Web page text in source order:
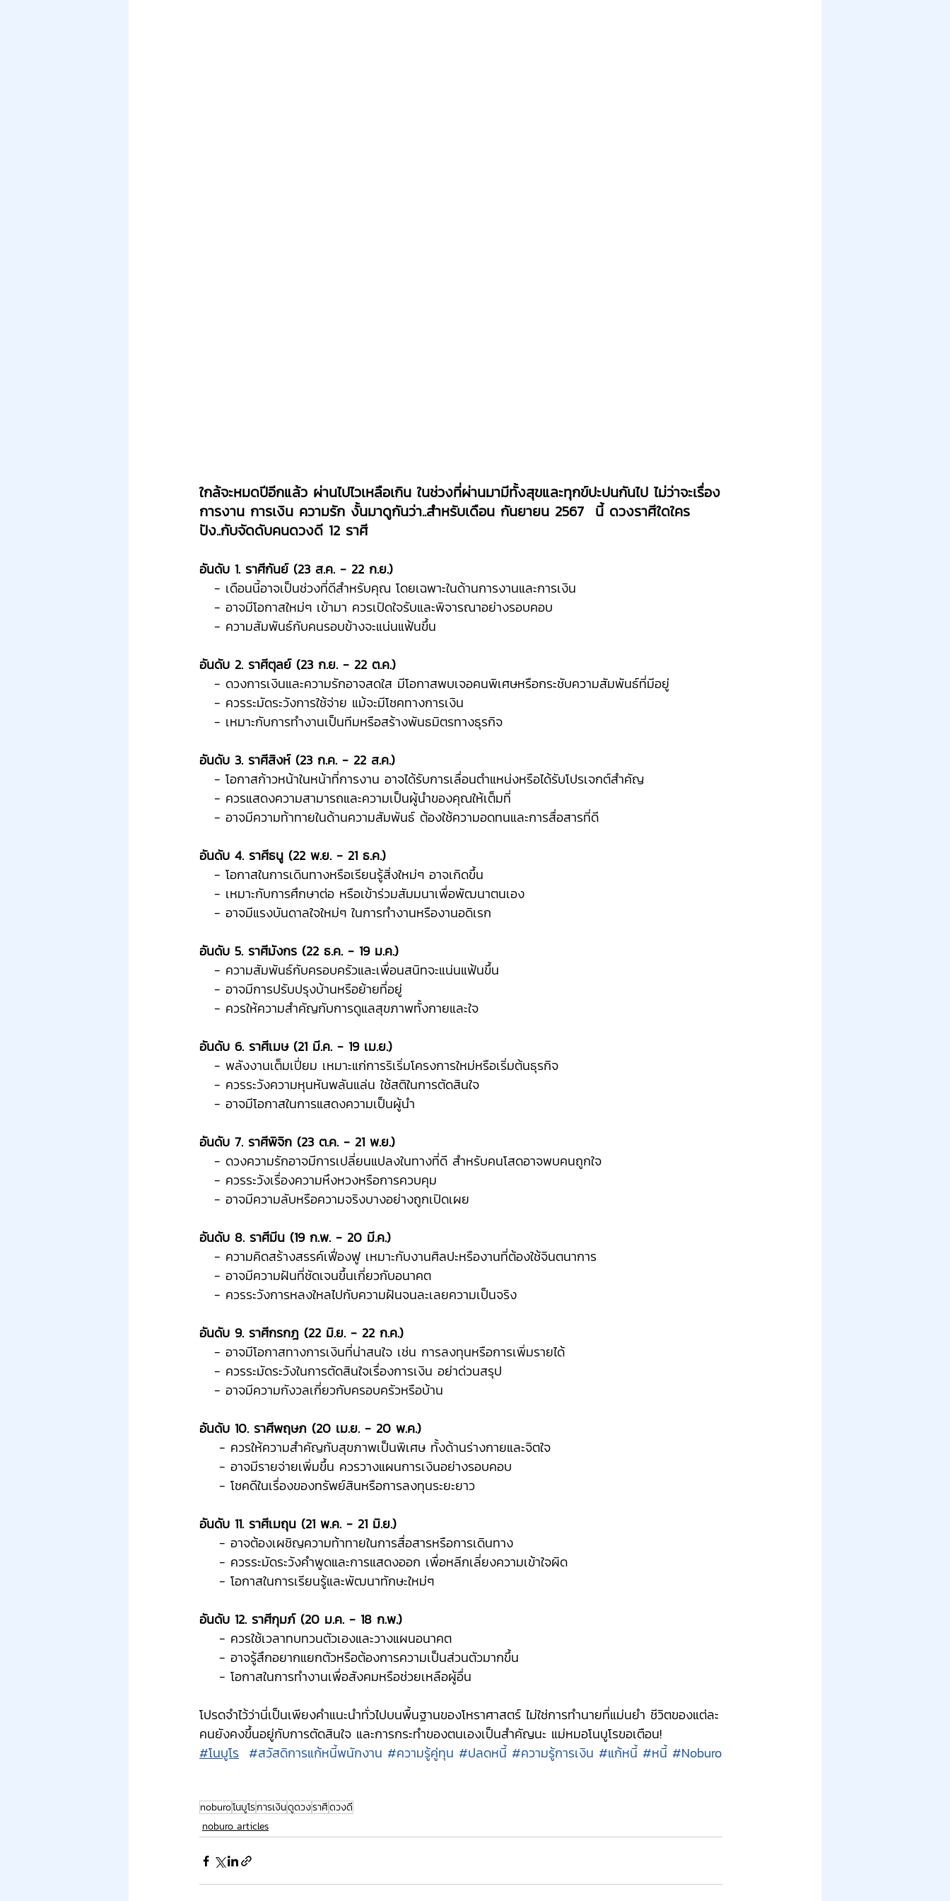
ใกล้จะหมดปีอีกแล้ว ผ่านไปไวเหลือเกิน ในช่วงที่ผ่านมามีทั้งสุขและทุกข์ปะปนกันไป ไม่ว่าจะเรื่อง
การงาน การเงิน ความรัก งั้นมาดูกันว่า..สำหรับเดือน กันยายน 2567  นี้ ดวงราศีใดใคร
ปัง..กับจัดดับคนดวงดี 12 ราศี
อันดับ 1. ราศีกันย์ (23 ส.ค. - 22 ก.ย.)
   - เดือนนี้อาจเป็นช่วงที่ดีสำหรับคุณ โดยเฉพาะในด้านการงานและการเงิน
   - อาจมีโอกาสใหม่ๆ เข้ามา ควรเปิดใจรับและพิจารณาอย่างรอบคอบ
   - ความสัมพันธ์กับคนรอบข้างจะแน่นแฟ้นขึ้น
อันดับ 2. ราศีตุลย์ (23 ก.ย. - 22 ต.ค.)
   - ดวงการเงินและความรักอาจสดใส มีโอกาสพบเจอคนพิเศษหรือกระชับความสัมพันธ์ที่มีอยู่
   - ควรระมัดระวังการใช้จ่าย แม้จะมีโชคทางการเงิน
   - เหมาะกับการทำงานเป็นทีมหรือสร้างพันธมิตรทางธุรกิจ
อันดับ 3. ราศีสิงห์ (23 ก.ค. - 22 ส.ค.)
   - โอกาสก้าวหน้าในหน้าที่การงาน อาจได้รับการเลื่อนตำแหน่งหรือได้รับโปรเจกต์สำคัญ
   - ควรแสดงความสามารถและความเป็นผู้นำของคุณให้เต็มที่
   - อาจมีความท้าทายในด้านความสัมพันธ์ ต้องใช้ความอดทนและการสื่อสารที่ดี
อันดับ 4. ราศีธนู (22 พ.ย. - 21 ธ.ค.)
   - โอกาสในการเดินทางหรือเรียนรู้สิ่งใหม่ๆ อาจเกิดขึ้น
   - เหมาะกับการศึกษาต่อ หรือเข้าร่วมสัมมนาเพื่อพัฒนาตนเอง
   - อาจมีแรงบันดาลใจใหม่ๆ ในการทำงานหรืองานอดิเรก
อันดับ 5. ราศีมังกร (22 ธ.ค. - 19 ม.ค.)
   - ความสัมพันธ์กับครอบครัวและเพื่อนสนิทจะแน่นแฟ้นขึ้น
   - อาจมีการปรับปรุงบ้านหรือย้ายที่อยู่
   - ควรให้ความสำคัญกับการดูแลสุขภาพทั้งกายและใจ
อันดับ 6. ราศีเมษ (21 มี.ค. - 19 เม.ย.)
   - พลังงานเต็มเปี่ยม เหมาะแก่การริเริ่มโครงการใหม่หรือเริ่มต้นธุรกิจ
   - ควรระวังความหุนหันพลันแล่น ใช้สติในการตัดสินใจ
   - อาจมีโอกาสในการแสดงความเป็นผู้นำ
อันดับ 7. ราศีพิจิก (23 ต.ค. - 21 พ.ย.)
   - ดวงความรักอาจมีการเปลี่ยนแปลงในทางที่ดี สำหรับคนโสดอาจพบคนถูกใจ
   - ควรระวังเรื่องความหึงหวงหรือการควบคุม
   - อาจมีความลับหรือความจริงบางอย่างถูกเปิดเผย
อันดับ 8. ราศีมีน (19 ก.พ. - 20 มี.ค.)
   - ความคิดสร้างสรรค์เฟื่องฟู เหมาะกับงานศิลปะหรืองานที่ต้องใช้จินตนาการ
   - อาจมีความฝันที่ชัดเจนขึ้นเกี่ยวกับอนาคต
   - ควรระวังการหลงใหลไปกับความฝันจนละเลยความเป็นจริง
อันดับ 9. ราศีกรกฎ (22 มิ.ย. - 22 ก.ค.)
   - อาจมีโอกาสทางการเงินที่น่าสนใจ เช่น การลงทุนหรือการเพิ่มรายได้
   - ควรระมัดระวังในการตัดสินใจเรื่องการเงิน อย่าด่วนสรุป
   - อาจมีความกังวลเกี่ยวกับครอบครัวหรือบ้าน
อันดับ 10. ราศีพฤษภ (20 เม.ย. - 20 พ.ค.)
    - ควรให้ความสำคัญกับสุขภาพเป็นพิเศษ ทั้งด้านร่างกายและจิตใจ
    - อาจมีรายจ่ายเพิ่มขึ้น ควรวางแผนการเงินอย่างรอบคอบ
    - โชคดีในเรื่องของทรัพย์สินหรือการลงทุนระยะยาว
อันดับ 11. ราศีเมถุน (21 พ.ค. - 21 มิ.ย.)
    - อาจต้องเผชิญความท้าทายในการสื่อสารหรือการเดินทาง
    - ควรระมัดระวังคำพูดและการแสดงออก เพื่อหลีกเลี่ยงความเข้าใจผิด
    - โอกาสในการเรียนรู้และพัฒนาทักษะใหม่ๆ
อันดับ 12. ราศีกุมภ์ (20 ม.ค. - 18 ก.พ.)
    - ควรใช้เวลาทบทวนตัวเองและวางแผนอนาคต
    - อาจรู้สึกอยากแยกตัวหรือต้องการความเป็นส่วนตัวมากขึ้น
    - โอกาสในการทำงานเพื่อสังคมหรือช่วยเหลือผู้อื่น
โปรดจำไว้ว่านี่เป็นเพียงคำแนะนำทั่วไปบนพื้นฐานของโหราศาสตร์ ไม่ใช่การทำนายที่แม่นยำ ชีวิตของแต่ละ
คนยังคงขึ้นอยู่กับการตัดสินใจ และการกระทำของตนเองเป็นสำคัญนะ แม่หมอโนบูโรขอเตือน!
#โนบูโร #สวัสดิการแก้หนี้พนักงาน #ความรู้คู่ทุน #ปลดหนี้ #ความรู้การเงิน #แก้หนี้ #หนี้ #Noburo
noburoโนบูโรการเงินดูดวงราศีดวงดี
noburo articles